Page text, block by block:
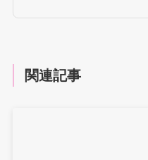
関連記事